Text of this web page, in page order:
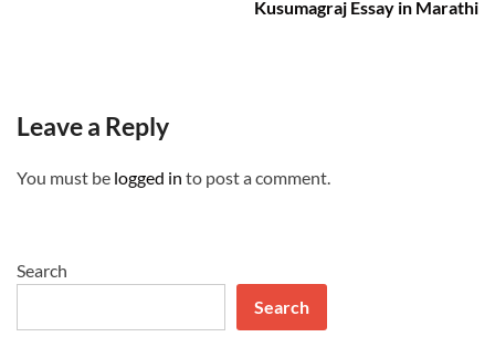
Kusumagraj Essay in Marathi
Leave a Reply
You must be logged in to post a comment.
Search
Search